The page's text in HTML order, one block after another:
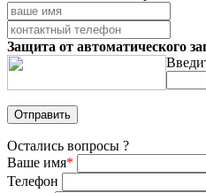
Защита от автоматического
Остались вопросы ?
Ваше имя*
Телефон